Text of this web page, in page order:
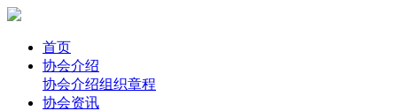
首页
协会介绍
协会介绍组织章程
协会资讯